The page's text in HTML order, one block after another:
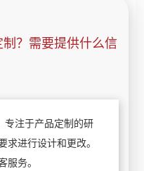
？需要提供什么信
专注于产品定制的研
求进行设计和更改。
服务。